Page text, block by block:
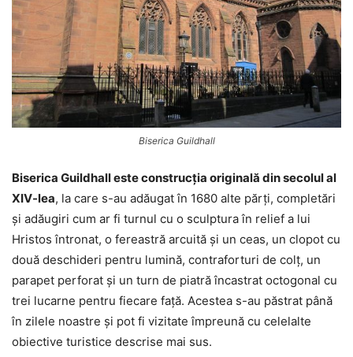
Biserica Guildhall
Biserica Guildhall este construcția originală din secolul al
XIV-lea, la care s-au adăugat în 1680 alte părți, completări
și adăugiri cum ar fi turnul cu o sculptura în relief a lui
Hristos întronat, o fereastră arcuită și un ceas, un clopot cu
două deschideri pentru lumină, contraforturi de colț, un
parapet perforat și un turn de piatră încastrat octogonal cu
trei lucarne pentru fiecare față. Acestea s-au păstrat până
în zilele noastre și pot fi vizitate împreună cu celelalte
obiective turistice descrise mai sus.